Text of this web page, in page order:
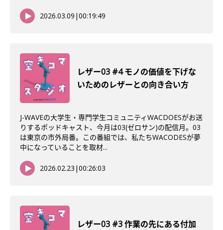
2026.03.09 |00:19:49
レザー03 #4 モノの価値を下げな
いためのレザーとの向き合い方
J-WAVEの大学生・専門学生コミュニティWACDOESがお送
りするポッドキャスト、今月は03(ゼロサン)の配信月。03
は東京の市外局番。この番組では、私たちWACODESが夢
中になっていることを取材...
2026.02.23 |00:26:03
レザー03 #3 作業の先にある付加